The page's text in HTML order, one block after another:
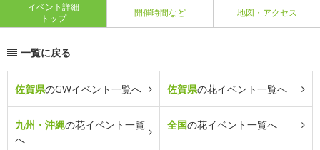
イベント詳細
トップ
開催時間など 地図・アクセス
一覧に戻る
佐賀県のGWイベント一覧へ 佐賀県の花イベント一覧へ
九州・沖縄の花イベント一覧
へ
全国の花イベント一覧へ